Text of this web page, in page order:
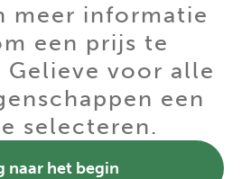
meer informatie
een prijs te
Gelieve voor alle
een
selecteren.
naar het begin